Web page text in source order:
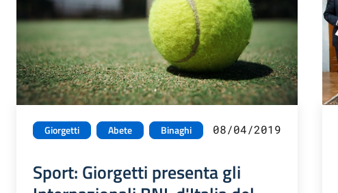
Giorgetti Abete Binaghi 08/04/2019
Sport: Giorgetti presenta gli